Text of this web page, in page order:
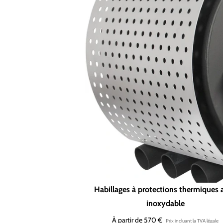
Habillages à protections thermiques
inoxydable
À partir de 570 €